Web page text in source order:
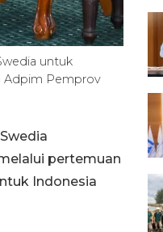
untuk
Adpim Pemprov
pertemuan
Indonesia